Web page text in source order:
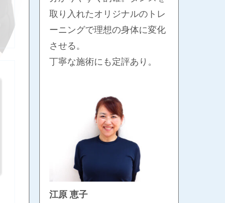
取り入れたオリジナルのトレ
ーニングで理想の身体に変化
させる。
丁寧な施術にも定評あり。
江原 恵子